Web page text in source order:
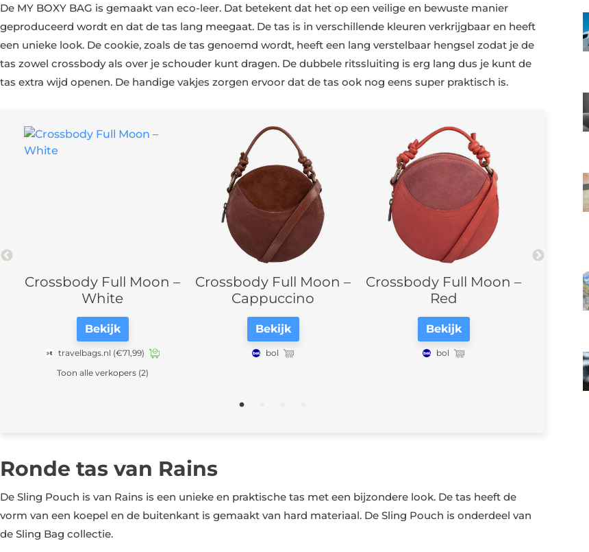
De MY BOXY BAG is gemaakt van eco-leer. Dat betekent dat het op een veilige en bewuste manier
geproduceerd wordt en dat de tas lang meegaat. De tas is in verschillende kleuren verkrijgbaar en heeft
een unieke look. De cookie, zoals de tas genoemd wordt, heeft een lang verstelbaar hengsel zodat je de
tas zowel crossbody als over je schouder kunt dragen. De dubbele ritssluiting is erg lang dus je kunt de
tas extra wijd openen. De handige vakjes zorgen ervoor dat de tas ook nog eens super praktisch is.
Full Moon –
(€71,99)
alle verkopers (2)
Crossbody Full Moon –
Cappuccino
Crossbody Full Moon –
Crossbody Full
Toon alle verkopers
Ronde tas van Rains
De Sling Pouch is van Rains is een unieke en praktische tas met een bijzondere look. De tas heeft de
vorm van een koepel en de buitenkant is gemaakt van hard materiaal. De Sling Pouch is onderdeel van
de Sling Bag collectie.